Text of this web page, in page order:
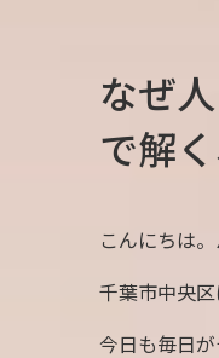
なぜ
で解
こんにちは
千葉市中央
今日も毎日